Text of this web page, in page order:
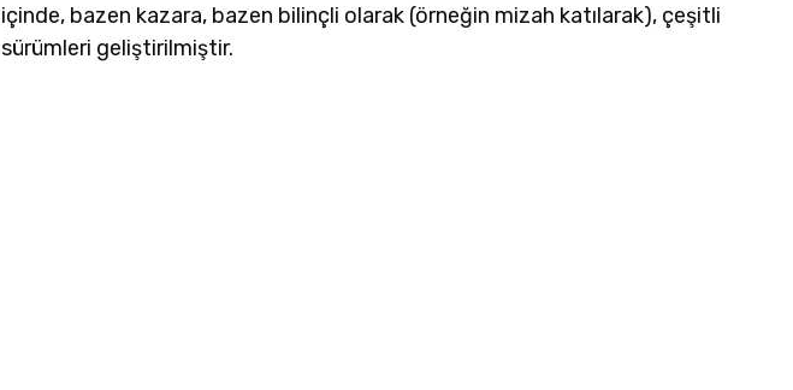
içinde, bazen kazara, bazen bilinçli olarak (örneğin mizah katılarak), çeşitli
sürümleri geliştirilmiştir.